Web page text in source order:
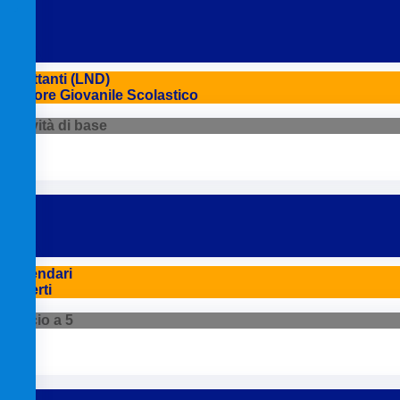
Dilettanti (LND)
Settore Giovanile Scolastico
Attività di base
Calendari
Referti
Calcio a 5